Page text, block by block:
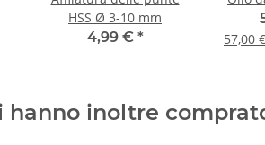
HSS Ø 3-10 mm
4,99 € *
57,00
hanno inoltre